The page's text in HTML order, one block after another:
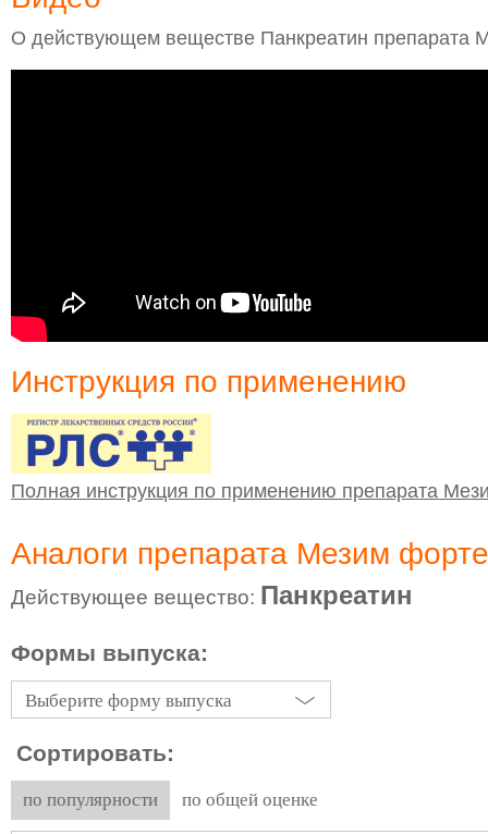
О действующем веществе Панкреатин препарата
Инструкция по применению
Полная инструкция по применению препарата
Аналоги препарата Мезим
Действующее вещество: Панкреатин
Формы выпуска:
Выберите форму выпуска
Сортировать:
по популярности по общей оценке